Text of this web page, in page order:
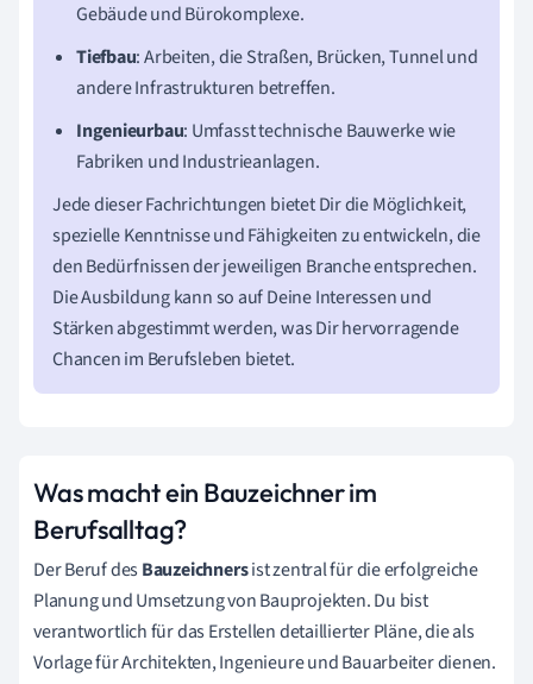
Gebäude und Bürokomplexe.
Tiefbau: Arbeiten, die Straßen, Brücken, Tunnel und
andere Infrastrukturen betreffen.
Ingenieurbau: Umfasst technische Bauwerke wie
Fabriken und Industrieanlagen.
Jede dieser Fachrichtungen bietet Dir die Möglichkeit,
spezielle Kenntnisse und Fähigkeiten zu entwickeln, die
den Bedürfnissen der jeweiligen Branche entsprechen.
Die Ausbildung kann so auf Deine Interessen und
Stärken abgestimmt werden, was Dir hervorragende
Chancen im Berufsleben bietet.
Was macht ein Bauzeichner im
Berufsalltag?
Der Beruf desBauzeichnersist zentral für die erfolgreiche
Planung und Umsetzung von Bauprojekten. Du bist
verantwortlich für das Erstellen detaillierter Pläne, die als
Vorlage für Architekten, Ingenieure und Bauarbeiter dienen.